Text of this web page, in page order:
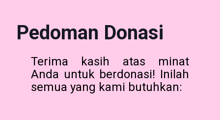
Pedoman Donasi
Terima kasih atas minat
Anda untuk berdonasi! Inilah
semua yang kami butuhkan: